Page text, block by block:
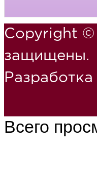
Copyright ©
защищены.
Разработка
Всего